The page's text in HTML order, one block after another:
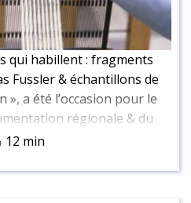
qui habillent : fragments
Fussler & échantillons de
», a été l’occasion pour le
régionale & du
de projecteur sur
Visites,
12 min